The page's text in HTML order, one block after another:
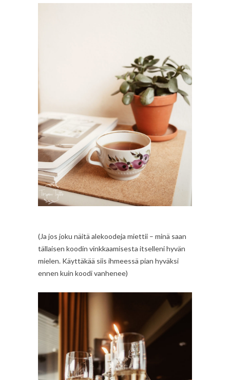
(Ja jos joku näitä alekoodeja miettii – minä saan
tällaisen koodin vinkkaamisesta itselleni hyvän
mielen. Käyttäkää siis ihmeessä pian hyväksi
ennen kuin koodi vanhenee)